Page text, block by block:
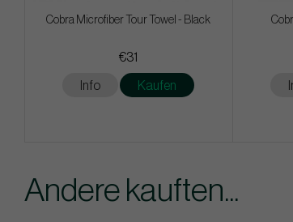
Cobra Microfiber Tour Towel - Black
€31
Info Kaufen
Andere kauften...